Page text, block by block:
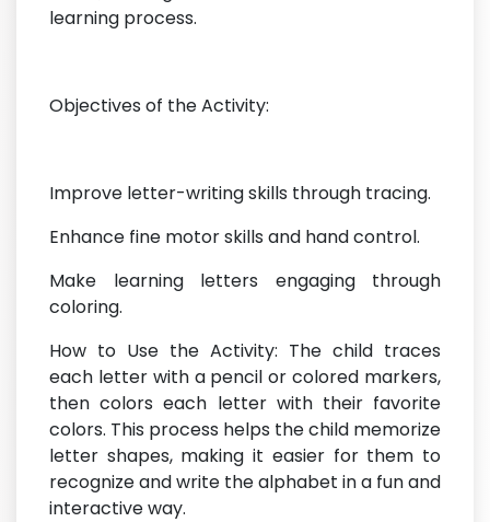
learning process.
Objectives of the Activity:
Improve letter-writing skills through tracing.
Enhance fine motor skills and hand control.
Make learning letters engaging through
coloring.
How to Use the Activity: The child traces
each letter with a pencil or colored markers,
then colors each letter with their favorite
colors. This process helps the child memorize
letter shapes, making it easier for them to
recognize and write the alphabet in a fun and
interactive way.